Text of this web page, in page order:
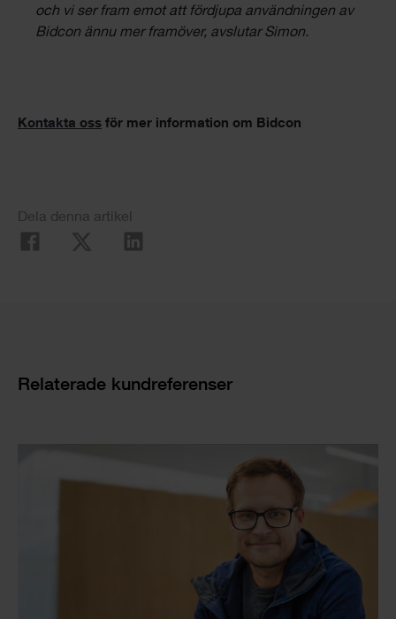
och vi ser fram emot att fördjupa användningen av
Bidcon ännu mer framöver, avslutar Simon.
Kontakta oss för mer information om Bidcon
Dela denna artikel
Relaterade kundreferenser